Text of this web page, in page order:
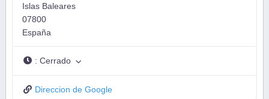
Islas Baleares
07800
España
:Cerrado
Direccion de Google